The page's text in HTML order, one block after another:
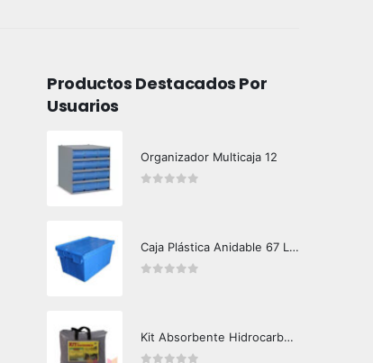
Productos Destacados Por
Usuarios
Organizador Multicaja 12
Caja Plástica Anidable 67 Lts MKN-310
Kit Absorbente Hidrocarburos Crunch Oil K3000